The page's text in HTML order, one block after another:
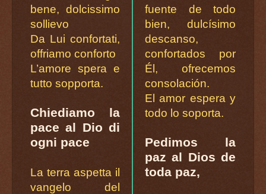
bene, dolcissimo
sollievo
Da Lui confortati,
offriamo conforto
L’amore spera e
tutto sopporta.
Chiediamo la
pace al Dio di
ogni pace
La terra aspetta il
vangelo del
fuente de todo
bien, dulcísimo
descanso,
confortados por
Él, ofrecemos
consolación.
El amor espera y
todo lo soporta.
Pedimos la
paz al Dios de
toda paz,